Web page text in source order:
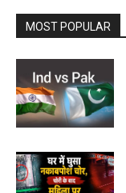
MOST POPULAR